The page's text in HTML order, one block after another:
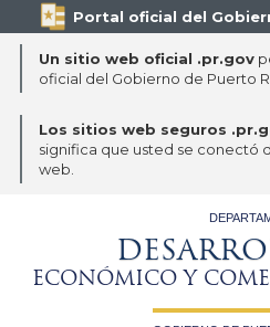
Portal oficial del
Un sitio web oficial .pr.gov
oficial del Gobierno de Puerto
Los sitios web seguros
significa que usted se conectó
web.
ECONÓMICO Y